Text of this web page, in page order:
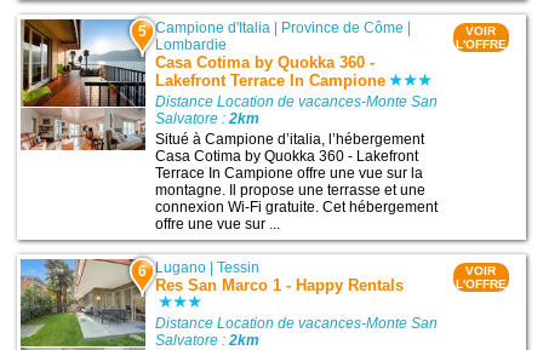
5 Campione d'Italia | Province de Côme |
Lombardie
Casa Cotima by Quokka 360 -
Lakefront Terrace In Campione
Distance Location de vacances-Monte San
Salvatore :2km
Situé à Campione dʼitalia, l’hébergement
Casa Cotima by Quokka 360 - Lakefront
Terrace In Campione offre une vue sur la
montagne. Il propose une terrasse et une
connexion Wi-Fi gratuite. Cet hébergement
offre une vue sur ...
VOIR
L'OFFRE
6 Lugano |Tessin
Res San Marco 1 - Happy Rentals
Distance Location de vacances-Monte San
Salvatore :2km
VOIR
L'OFFRE